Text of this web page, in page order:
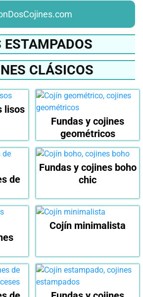
ESTAMPADOS
CLÁSICOS
lisos
Fundas y cojines
geométricos
de
Fundas y cojines boho
chic
Cojín minimalista